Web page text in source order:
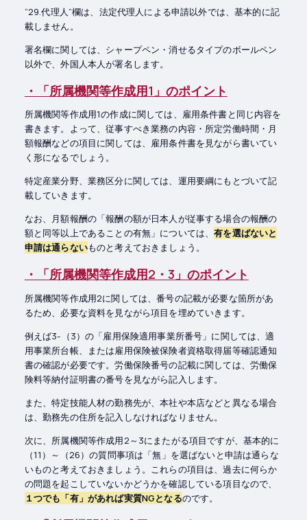
“29.代理人”欄は、法定代理人による申請以外では、基本的に記
載しません。
署名欄に関しては、シャープペン・消せるタイプのボールペン
以外で、外国人本人が署名します。
・「所属機関等作成用1」のポイント
所属機関等作成用1の作成に関しては、雇用条件書と同じ内容を
書きます。よって、従事すべき業務の内容・所定労働時間・月
額報酬などの項目に関しては、雇用条件書を見ながら書いてい
く形になるでしょう。
特定産業分野、業務区分に関しては、運用要綱にもとづいて記
載していきます。
なお、月額報酬の「報酬の額が日本人が従事する場合の報酬の
額と同等以上であることの有無」については、有を選ばないと
申請は通らないものと考えておきましょう。
・「所属機関等作成用2・3」のポイント
所属機関等作成用2に関しては、番号の記載が必要な箇所があ
るため、必要な資料を見ながら項目を埋めていきます。
例えば3-（3）の「雇用保険適用事業所番号」に関しては、適
用事業所台帳、または雇用保険被保険者資格取得届等確認通知
書の確認が必要です。労働保険番号の記載に関しては、労働保
険料等納付証明書の番号を見ながら記入します。
また、特定技能人材の勤務先が、本社や本店などと異なる場合
は、勤務先の住所を記入しなければなりません。
次に、所属機関等作成用2～3にまたがる項目ですが、基本的に
（11）～（26）の質問事項は「無」を選ばないと申請は通らな
いものと考えておきましょう。これらの項目は、過去に何らか
の問題を起こしていないかどうかを確認している項目なので、
１つでも「有」があれば実質NGとなるのです。